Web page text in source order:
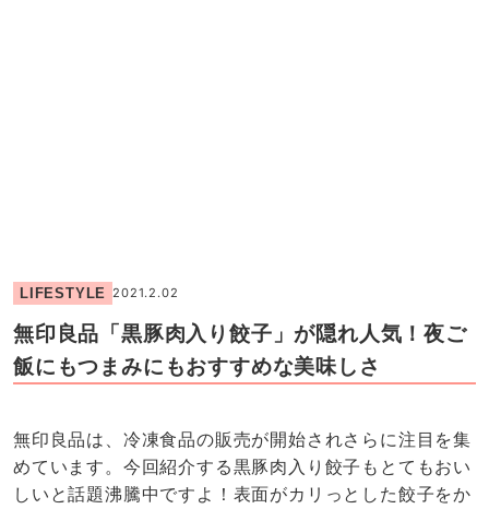
LIFESTYLE 2021.2.02
無印良品「黒豚肉入り餃子」が隠れ人気！夜ご
飯にもつまみにもおすすめな美味しさ
無印良品は、冷凍食品の販売が開始されさらに注目を集
めています。今回紹介する黒豚肉入り餃子もとてもおい
しいと話題沸騰中ですよ！表面がカリっとした餃子をか